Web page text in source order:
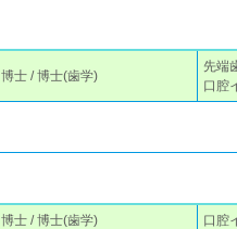
博士 / 博士(歯学)
先端
口腔
博士 / 博士(歯学) 口腔